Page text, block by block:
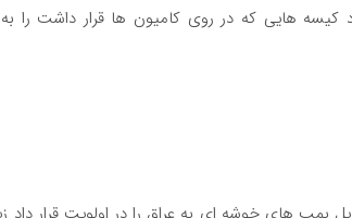
كیسه هایی كه در روی كامیون ها قرار داشت را